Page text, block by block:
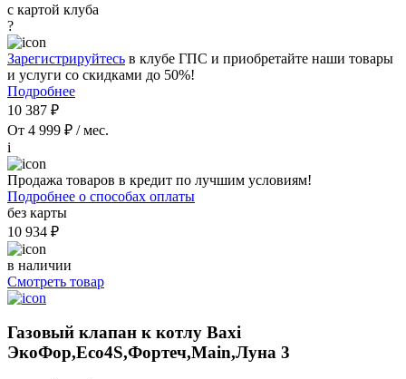
с картой клуба
?
Зарегистрируйтесь в клубе ГПС и приобретайте наши товары
и услуги со скидками до 50%!
Подробнее
10 387 ₽
От 4 999 ₽ / мес.
i
Продажа товаров в кредит по лучшим условиям!
Подробнее о способах оплаты
без карты
10 934 ₽
в наличии
Смотреть товар
Газовый клапан к котлу Baxi
ЭкоФор,Eco4S,Фортеч,Main,Луна 3